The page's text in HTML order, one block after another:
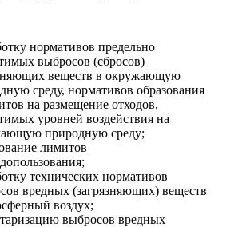
нормативов предельно
выбросов (сбросов)
веществ в окружающую
среду, нормативов образования
на размещение отходов,
уровней воздействия на
природную среду;
лимитов
технических нормативов
вредных (загрязняющих) веществ
воздух;
выбросов вредных